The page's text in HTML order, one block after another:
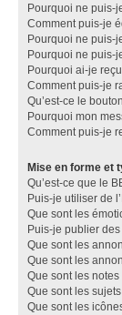
Pourquoi ne puis-
Comment puis-je
Pourquoi ne puis-
Pourquoi ne puis-
Pourquoi ai-je
Comment puis-je
Qu’est-ce le
Pourquoi mon
Comment puis-je
Mise en forme et
Qu’est-ce que le
Puis-je utiliser de
Que sont les
Puis-je publier
Que sont les
Que sont les
Que sont les notes
Que sont les
Que sont les